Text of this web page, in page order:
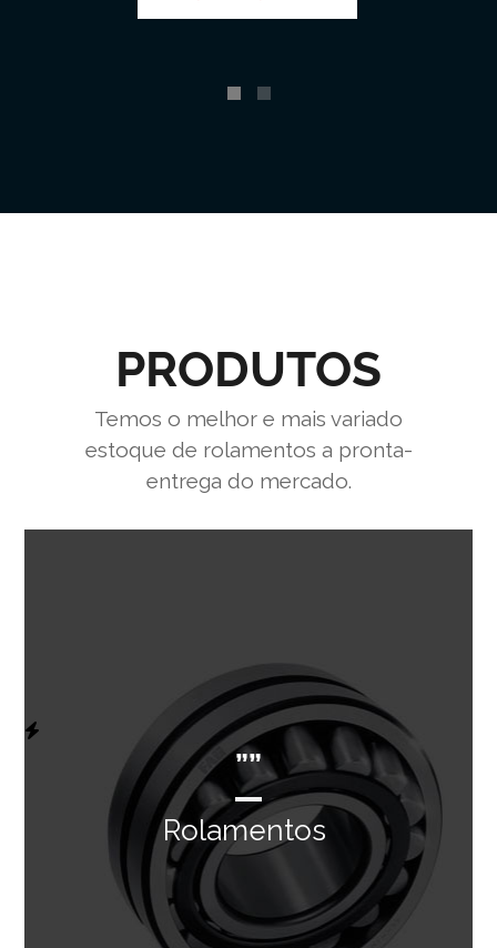
PRODUTOS
Temos o melhor e mais variado
estoque de rolamentos a pronta-
entrega do mercado.
””
Rolamentos